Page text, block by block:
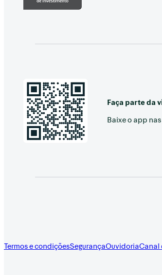
Faça parte da
Baixe o app
Termos e condiçõesSegurançaOuvidoriaCanal